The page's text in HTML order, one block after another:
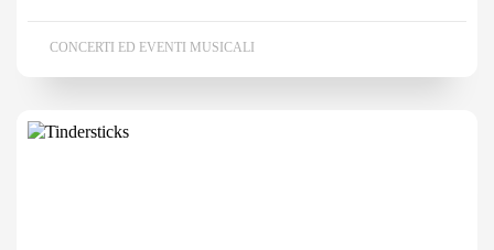
CONCERTI ED EVENTI MUSICALI